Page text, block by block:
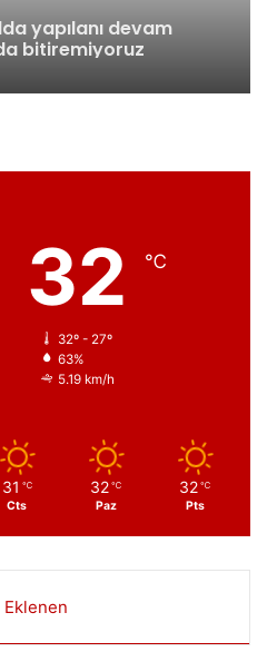
taahhüdünü
yapılanı devam
bitiremiyoruz
32 ℃
32º - 27º
63%
5.19 km/h
31 ℃
Cts
32 ℃
Paz
32 ℃
Pts
Eklenen